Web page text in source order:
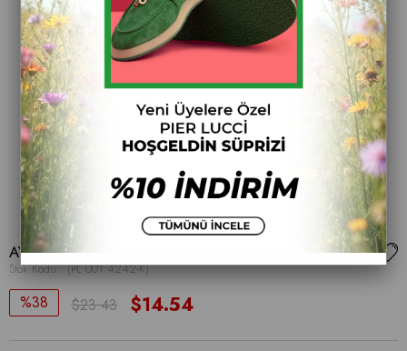
‹ ›
AYAKKABI
Stok Kodu (PL 001 4242-K)
38 $23.43 $14.54